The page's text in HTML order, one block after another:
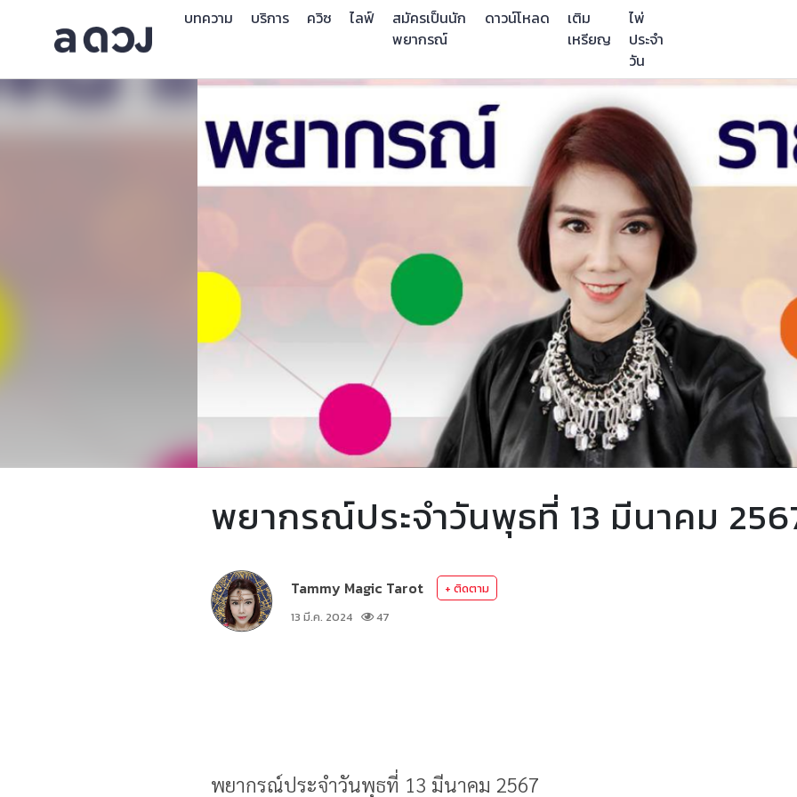
บทความ บริการ ควิซ ไลฟ์
สมัครเป็นนัก
พยากรณ์
ดาวน์โหลด
เติม
เหรียญ
ไพ่
ประจำ
วัน
พยากรณ์ประจำวันพุธที่ 13 มีนาคม
Tammy Magic Tarot
+ ติดตาม
13 มี.ค. 2024
47
พยากรณ์ประจำวันพุธที่ 13 มีนาคม 2567